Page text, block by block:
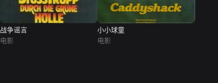
战争谣言
电影
小小球童
电影